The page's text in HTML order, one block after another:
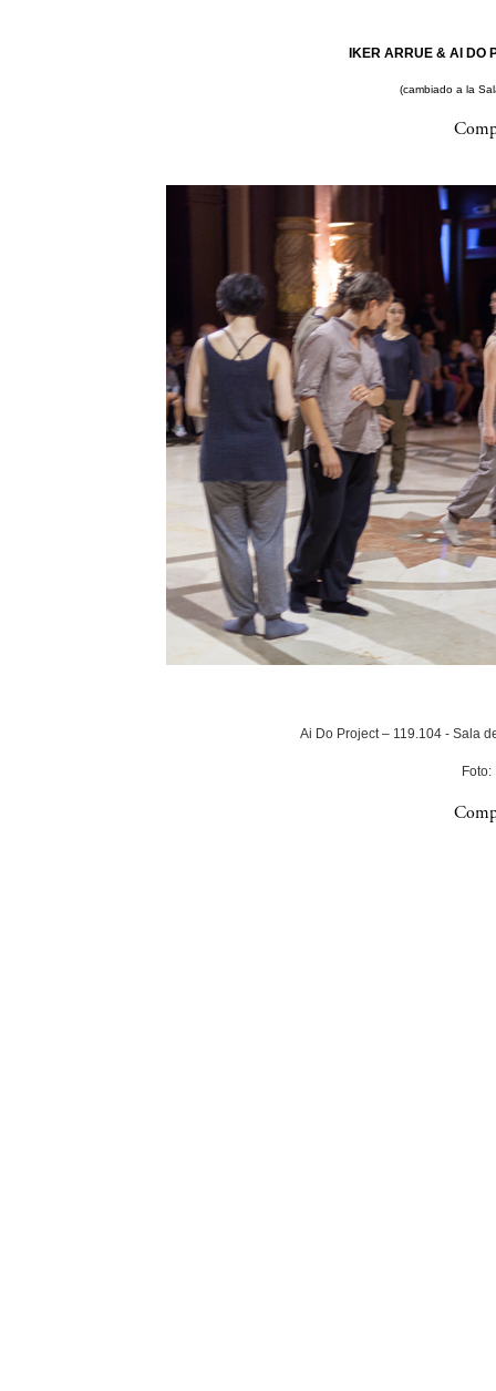
IKER ARRUE & AI DO
(cambiado a la
Ai Do Project – 119.104 - Sala